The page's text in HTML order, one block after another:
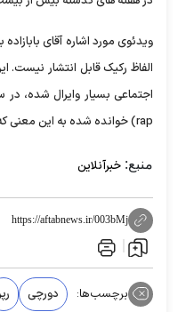
الفاظ رکیک قابل انتشار نیست.
rap) خوانده شده به این معنی که کلمات آن عمدتا نامفهوم است.
منبع: خبرآنلاین
https://aftabnews.ir/003bMj
برچسب‌ها: دورچی